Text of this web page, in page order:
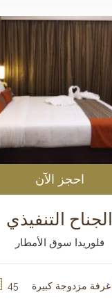
احجز الآن
الجناح التنفيذي
فلوريدا سوق الأمطار
غرفة مزدوجة كبيرة 45